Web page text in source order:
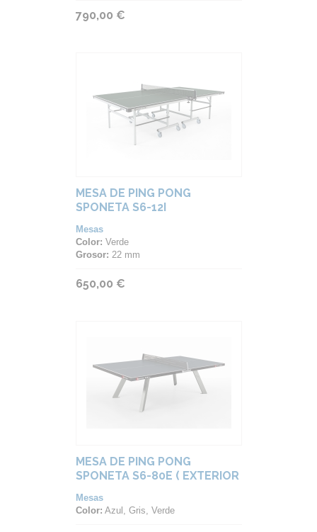
790,00 €
MESA DE PING PONG
SPONETA S6-12I
Mesas
Color: Verde
Grosor: 22 mm
650,00 €
MESA DE PING PONG
SPONETA S6-80E ( EXTERIOR
Mesas
Color: Azul, Gris, Verde